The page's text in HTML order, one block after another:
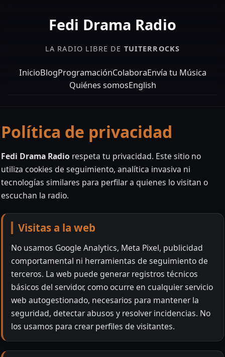
Fedi Drama Radio
LA RADIO LIBRE DE TUITERROCKS
InicioBlogProgramaciónColaboraEnvía tu Música
Quiénes somosEnglish
Política de privacidad
Fedi Drama Radio respeta tu privacidad. Este sitio no
utiliza cookies de seguimiento, analítica invasiva ni
tecnologías similares para perfilar a quienes lo visitan o
escuchan la radio.
Visitas a la web
No usamos Google Analytics, Meta Pixel, publicidad
comportamental ni herramientas de seguimiento de
terceros. La web puede generar registros técnicos
básicos del servidor, como ocurre en cualquier servicio
web autogestionado, necesarios para mantener la
seguridad, detectar abusos y resolver incidencias. No
los usamos para crear perfiles de visitantes.